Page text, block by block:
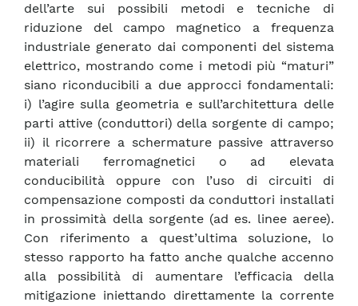
dell’arte sui possibili metodi e tecniche di
riduzione del campo magnetico a frequenza
industriale generato dai componenti del sistema
elettrico, mostrando come i metodi più “maturi”
siano riconducibili a due approcci fondamentali:
i) l’agire sulla geometria e sull’architettura delle
parti attive (conduttori) della sorgente di campo;
ii) il ricorrere a schermature passive attraverso
materiali ferromagnetici o ad elevata
conducibilità oppure con l’uso di circuiti di
compensazione composti da conduttori installati
in prossimità della sorgente (ad es. linee aeree).
Con riferimento a quest’ultima soluzione, lo
stesso rapporto ha fatto anche qualche accenno
alla possibilità di aumentare l’efficacia della
mitigazione iniettando direttamente la corrente